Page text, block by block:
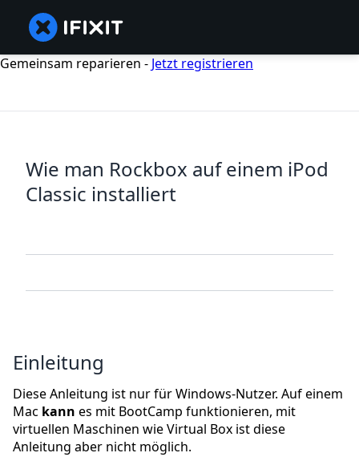
Gemeinsam reparieren - Jetzt registrieren
Wie man Rockbox auf einem iPod
Classic installiert
Einleitung
Diese Anleitung ist nur für Windows-Nutzer. Auf einem
Mac kann es mit BootCamp funktionieren, mit
virtuellen Maschinen wie Virtual Box ist diese
Anleitung aber nicht möglich.